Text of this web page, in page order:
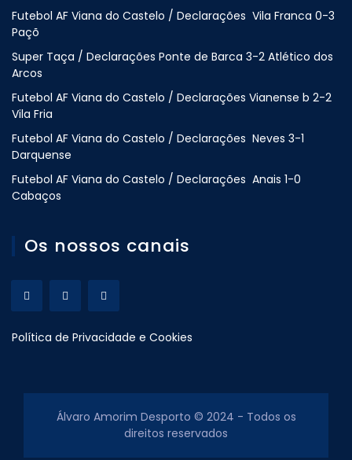
Futebol AF Viana do Castelo / Declarações Vila Franca 0-3
Paçõ
Super Taça / Declarações Ponte de Barca 3-2 Atlético dos
Arcos
Futebol AF Viana do Castelo / Declarações Vianense b 2-2
Vila Fria
Futebol AF Viana do Castelo / Declarações Neves 3-1
Darquense
Futebol AF Viana do Castelo / Declarações Anais 1-0
Cabaços
Os nossos canais
Política de Privacidade e Cookies
Álvaro Amorim Desporto © 2024 - Todos os
direitos reservados